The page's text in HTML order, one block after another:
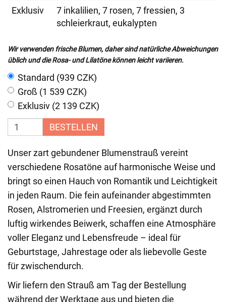
Exklusiv
7 inkalilien, 7 rosen, 7 fressien, 3
schleierkraut, eukalypten
Wir verwenden frische Blumen, daher sind natürliche Abweichungen
üblich und die Rosa- und Lilatöne können leicht variieren.
Standard (939 CZK)
Groß (1 539 CZK)
Exklusiv (2 139 CZK)
BESTELLEN
Unser zart gebundener Blumenstrauß vereint
verschiedene Rosatöne auf harmonische Weise und
bringt so einen Hauch von Romantik und Leichtigkeit
in jeden Raum. Die fein aufeinander abgestimmten
Rosen, Alstromerien und Freesien, ergänzt durch
luftig wirkendes Beiwerk, schaffen eine Atmosphäre
voller Eleganz und Lebensfreude – ideal für
Geburtstage, Jahrestage oder als liebevolle Geste
für zwischendurch.
Wir liefern den Strauß am Tag der Bestellung
während der Werktage aus und bieten die